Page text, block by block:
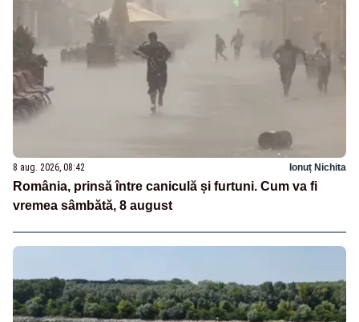
8 aug. 2026, 08:42 Ionuț Nichita
România, prinsă între caniculă și furtuni. Cum va fi
vremea sâmbătă, 8 august